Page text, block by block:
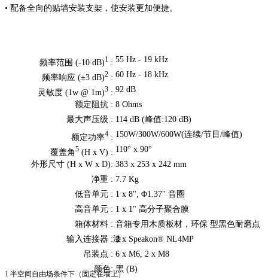
• 配备全向的贴墙安装支架，使安装更加便捷。
频率范围 (-10 dB)1 : 55 Hz - 19 kHz
频率响应 (±3 dB)2 : 60 Hz - 18 kHz
灵敏度 (1w @ 1m)3 : 92 dB
额定阻抗 : 8 Ohms
最大声压级 : 114 dB (峰值:120 dB)
额定功率4 : 150W/300W/600W(连续/节目/峰值)
覆盖角5 (H x V) : 110° x 90°
外形尺寸 (H x W x D): 383 x 253 x 242 mm
净重 : 7.7 Kg
低音单元 : 1 x 8", Φ1.37" 音圈
高音单元 : 1 x 1" 高分子聚合膜
箱体材料 : 音箱专用木质板材，环保 型黑色耐磨点
漆
输入连接器 :2 x Speakon® NL4MP
吊装点 : 6 x M6, 2 x M8
颜色:黑 (B)
1 半空间自由场条件下（固定在墙上）